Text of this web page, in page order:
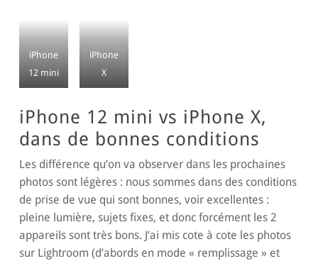
iPhone
12 mini
iPhone
X
iPhone 12 mini vs iPhone X,
dans de bonnes conditions
Les différence qu’on va observer dans les prochaines
photos sont légères : nous sommes dans des conditions
de prise de vue qui sont bonnes, voir excellentes :
pleine lumière, sujets fixes, et donc forcément les 2
appareils sont très bons. J’ai mis cote à cote les photos
sur Lightroom (d’abords en mode « remplissage » et